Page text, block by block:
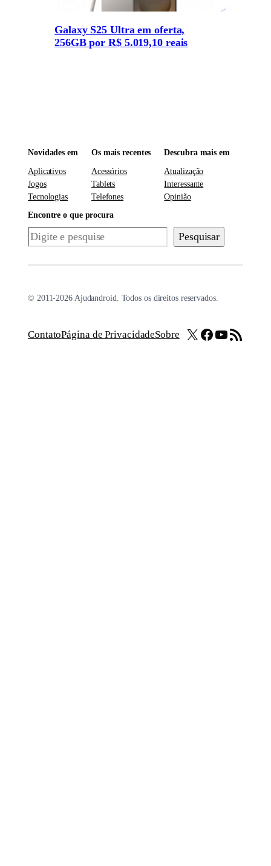
Galaxy S25 Ultra em oferta,
256GB por R$ 5.019,10 reais
Novidades em
Aplicativos
Jogos
Tecnologias
Os mais recentes
Acessórios
Tablets
Telefones
Descubra mais em
Atualização
Interessante
Opinião
Encontre o que procura
Pesquisar Pesquisar
© 2011-2026 Ajudandroid. Todos os direitos reservados.
ContatoPágina de PrivacidadeSobre X Facebook
Youtube
Feed RSS